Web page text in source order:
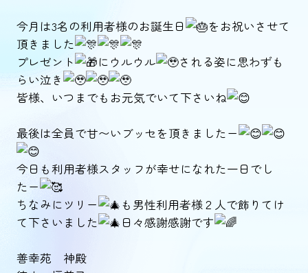
今月は3名の利用者様のお誕生日
をお祝いさせて
頂きました
プレゼント
にウルウル
される姿に思わずも
らい泣き
皆様、いつまでもお元気でいて下さいね
最後は全員で甘〜いブッセを頂きましたー
今日も利用者様スタッフが幸せになれた一日でし
たー
ちなみにツリー
も男性利用者様２人で飾りてけ
て下さいました
日々感謝感謝です
善幸苑 神殿